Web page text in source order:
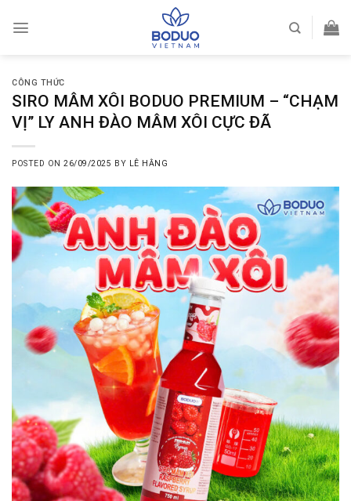
CÔNG THỨC
SIRO MÂM XÔI BODUO PREMIUM – “CHẠM
VỊ” LY ANH ĐÀO MÂM XÔI CỰC ĐÃ
POSTED ON26/09/2025 BY LÊ HẰNG